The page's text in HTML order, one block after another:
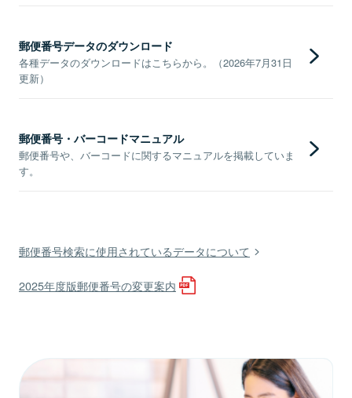
郵便番号データのダウンロード
各種データのダウンロードはこちらから。（2026年7月31日
更新）
郵便番号・バーコードマニュアル
郵便番号や、バーコードに関するマニュアルを掲載していま
す。
郵便番号検索に使用されているデータについて
2025年度版郵便番号の変更案内